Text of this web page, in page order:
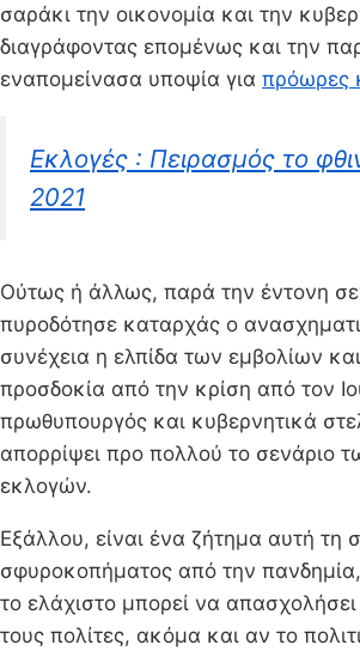
σαράκι την οικονομία και την
διαγράφοντας επομένως και την
εναπομείνασα υποψία για πρόωρες
Εκλογές : Πειρασμός το
2021
Ούτως ή άλλως, παρά την έντονη
πυροδότησε καταρχάς ο
συνέχεια η ελπίδα των εμβολίων
προσδοκία από την κρίση από τον
πρωθυπουργός και κυβερνητικά
απορρίψει προ πολλού το σενάριο
εκλογών.
Εξάλλου, είναι ένα ζήτημα αυτή τη
σφυροκοπήματος από την
το ελάχιστο μπορεί να
τους πολίτες, ακόμα και αν το